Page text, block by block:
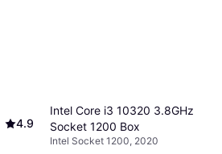
4.9
Intel Core i3 10320 3.8GHz
Socket 1200 Box
Intel Socket 1200, 2020